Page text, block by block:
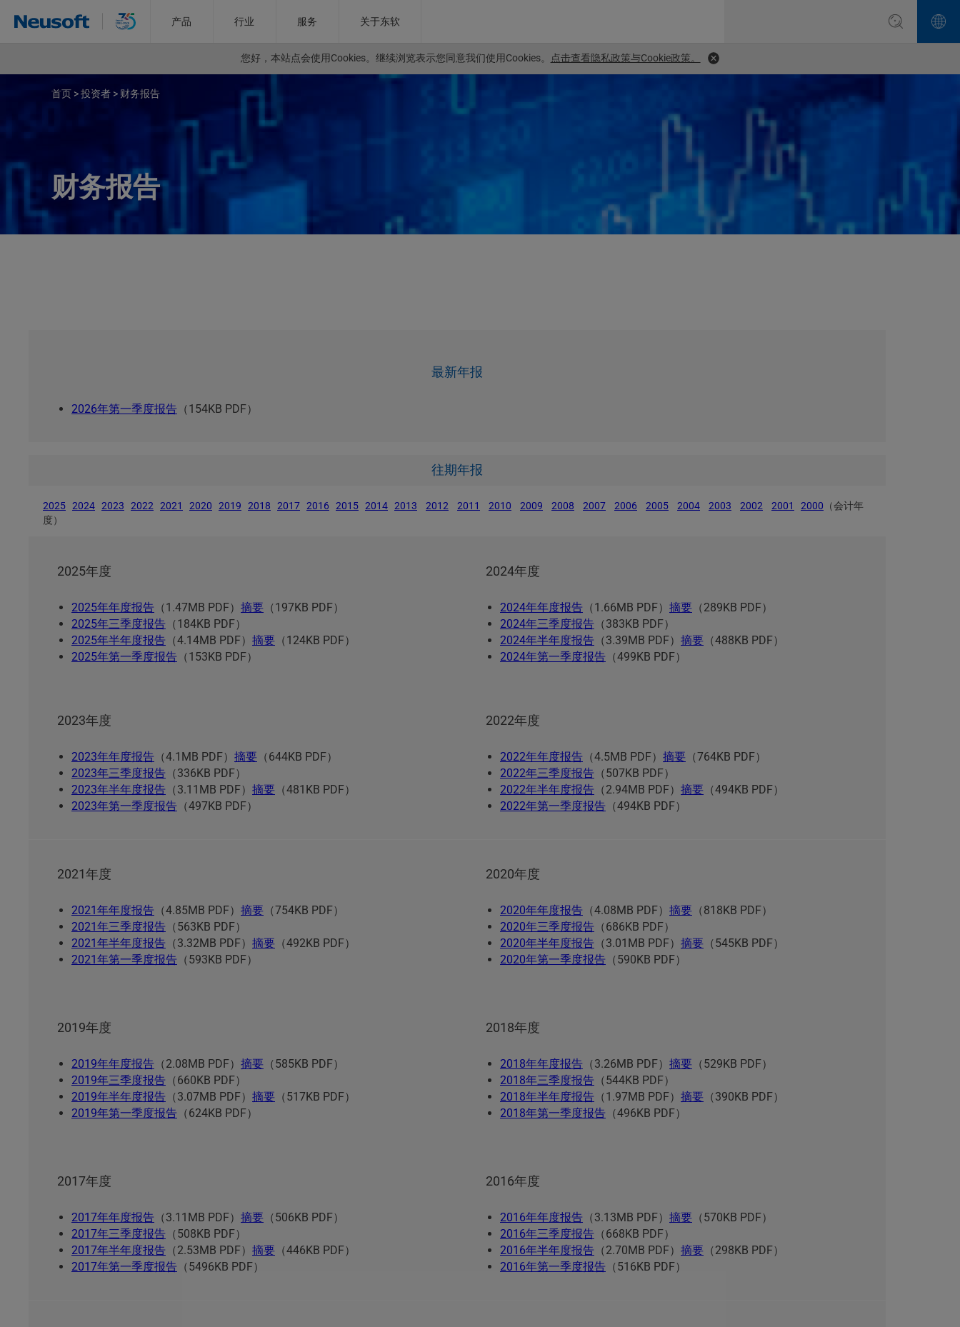
您好， 本站点会使用Cookies。 继续浏览表示您同意我们使用Cookies。 点击查看隐私政策与Cookie政策。
产品 行业 服务 关于东软
首页 >投资者 > 财务报告
财务报告
最新年报
2026年第一季度报告 （154KB PDF）
往期年报
2025 2024 2023 2022 2021 2020 2019 2018 2017 2016 2015 2014 2013 2012 2011 2010 2009 2008 2007 2006 2005 2004 2003 2002 2001 2000 （会计年
度）
2025年度
2025年年度报告 （1.47MB PDF） 摘要 （197KB PDF）
2025年三季度报告 （184KB PDF）
2025年半年度报告 （4.14MB PDF） 摘要 （124KB PDF）
2025年第一季度报告 （153KB PDF）
2024年度
2024年年度报告 （1.66MB PDF） 摘要 （289KB PDF）
2024年三季度报告 （383KB PDF）
2024年半年度报告 （3.39MB PDF） 摘要 （488KB PDF）
2024年第一季度报告 （499KB PDF）
2023年度
2023年年度报告 （4.1MB PDF） 摘要 （644KB PDF）
2023年三季度报告 （336KB PDF）
2023年半年度报告 （3.11MB PDF） 摘要 （481KB PDF）
2023年第一季度报告 （497KB PDF）
2022年度
2022年年度报告 （4.5MB PDF） 摘要 （764KB PDF）
2022年三季度报告 （507KB PDF）
2022年半年度报告 （2.94MB PDF） 摘要 （494KB PDF）
2022年第一季度报告 （494KB PDF）
2021年度
2021年年度报告 （4.85MB PDF） 摘要 （754KB PDF）
2021年三季度报告 （563KB PDF）
2021年半年度报告 （3.32MB PDF） 摘要 （492KB PDF）
2021年第一季度报告 （593KB PDF）
2020年度
2020年年度报告 （4.08MB PDF） 摘要 （818KB PDF）
2020年三季度报告 （686KB PDF）
2020年半年度报告 （3.01MB PDF） 摘要 （545KB PDF）
2020年第一季度报告 （590KB PDF）
2019年度
2019年年度报告 （2.08MB PDF） 摘要 （585KB PDF）
2019年三季度报告 （660KB PDF）
2019年半年度报告 （3.07MB PDF） 摘要 （517KB PDF）
2019年第一季度报告 （624KB PDF）
2018年度
2018年年度报告 （3.26MB PDF） 摘要 （529KB PDF）
2018年三季度报告 （544KB PDF）
2018年半年度报告 （1.97MB PDF） 摘要 （390KB PDF）
2018年第一季度报告 （496KB PDF）
2017年度
2017年年度报告 （3.11MB PDF） 摘要 （506KB PDF）
2017年三季度报告 （508KB PDF）
2017年半年度报告 （2.53MB PDF） 摘要 （446KB PDF）
2017年第一季度报告 （5496KB PDF）
2016年度
2016年年度报告 （3.13MB PDF） 摘要 （570KB PDF）
2016年三季度报告 （668KB PDF）
2016年半年度报告 （2.70MB PDF） 摘要 （298KB PDF）
2016年第一季度报告 （516KB PDF）